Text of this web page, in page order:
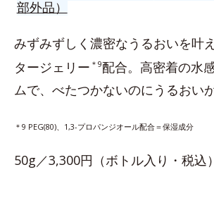
部外品）
みずみずしく濃密なうるおいを叶
タージェリー ＊9配合。高密着の水
ムで、べたつかないのにうるおい
＊9 PEG(80)、1,3-プロパンジオール配合＝保湿成分
50g／3,300円（ボトル入り・税込）